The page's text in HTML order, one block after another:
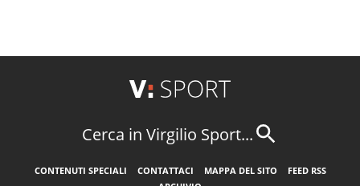
Cerca in Virgilio Sport...
CONTENUTI SPECIALI CONTATTACI MAPPA DEL SITO
FEED RSS